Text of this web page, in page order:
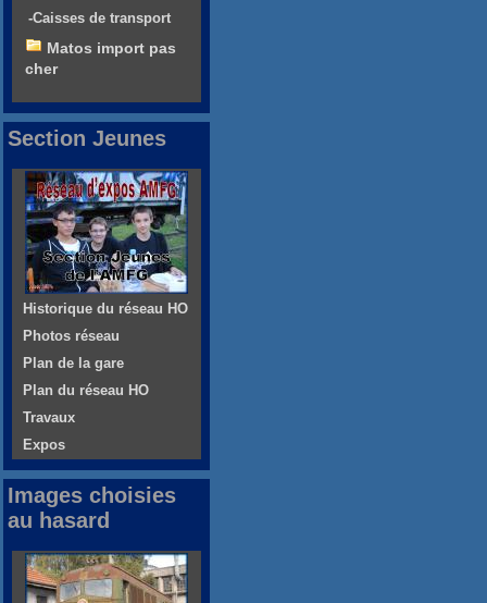
-Caisses de transport
Matos import pas
cher
Section Jeunes
Historique du réseau HO
Photos réseau
Plan de la gare
Plan du réseau HO
Travaux
Expos
Images choisies
au hasard